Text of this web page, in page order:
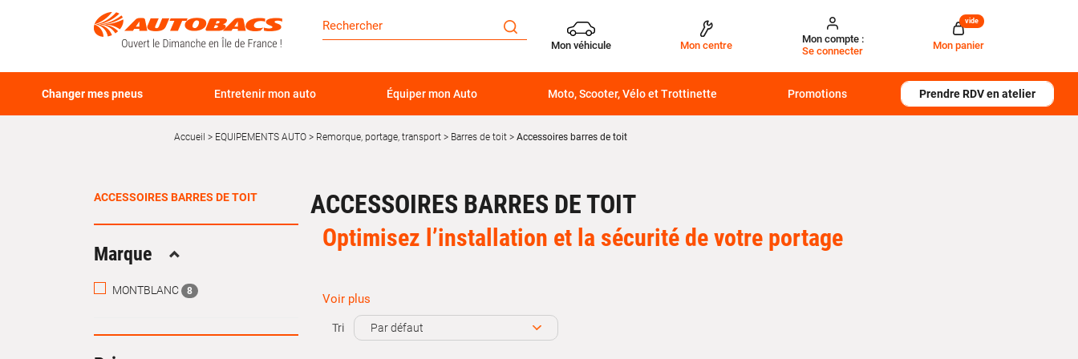
Mon véhicule Mon centre
Mon compte :
Se connecter
Mon panier
vide
Changer mes pneus Entretenir mon auto Équiper mon Auto Moto, Scooter, Vélo et Trottinette Promotions Prendre RDV en atelier
Accueil EQUIPEMENTS AUTO Remorque, portage, transport Barres de toit Accessoires barres de toit
ACCESSOIRES BARRES DE TOIT
Marque Replier
MONTBLANC 8
ACCESSOIRES BARRES DE TOIT
Optimisez l’installation et la sécurité de votre portage
Les accessoires pour barres de toit
équipements de portage. Ils permettent d’adapter vos
toit, les porte-vélos ou les porte-skis, tout en garantissant une fixation solide et fiable sur votre véhicule.
Voir plus
Tri Par défaut